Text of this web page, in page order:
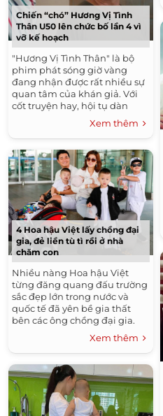
Chiến “chó” Hương Vị Tình
Thân U50 lên chức bố lần 4 vì
vỡ kế hoạch
"Hương Vị Tình Thân" là bộ
phim phát sóng giờ vàng
đang nhận được rất nhiều sự
quan tâm của khán giả. Với
cốt truyện hay, hội tụ dàn
diễn viên đình đám cùng
những diễn biến hấp dẫn,...
Xem thêm
4 Hoa hậu Việt lấy chồng đại
gia, đẻ liền tù tì rồi ở nhà
chăm con
Nhiều nàng Hoa hậu Việt
từng đăng quang đấu trường
sắc đẹp lớn trong nước và
quốc tế đã yên bề gia thất
bên các ông chồng đại gia.
Sau khi kết hôn, mỗi người có
một lựa chọn riêng...
Xem thêm